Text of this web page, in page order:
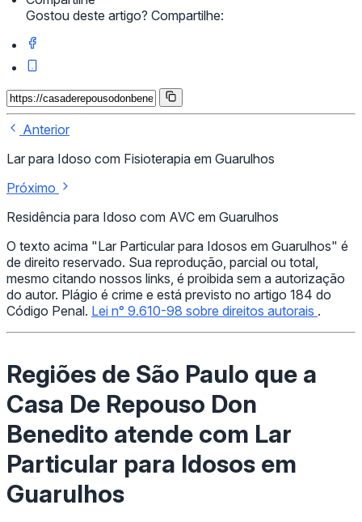
Gostou deste artigo? Compartilhe:
Anterior
Lar para Idoso com Fisioterapia em Guarulhos
Próximo
Residência para Idoso com AVC em Guarulhos
O texto acima "Lar Particular para Idosos em Guarulhos" é
de direito reservado. Sua reprodução, parcial ou total,
mesmo citando nossos links, é proibida sem a autorização
do autor. Plágio é crime e está previsto no artigo 184 do
Código Penal. Lei n° 9.610-98 sobre direitos autorais .
Regiões de São Paulo que a
Casa De Repouso Don
Benedito atende com Lar
Particular para Idosos em
Guarulhos